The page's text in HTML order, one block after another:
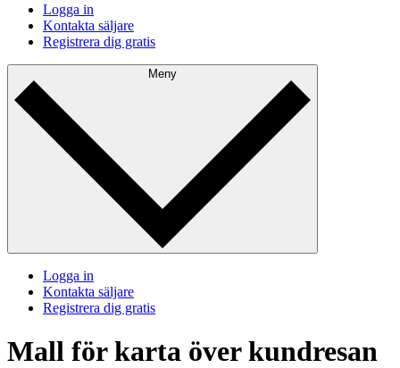
Logga in
Kontakta säljare
Registrera dig gratis
Meny
Logga in
Kontakta säljare
Registrera dig gratis
Mall för karta över kundresan